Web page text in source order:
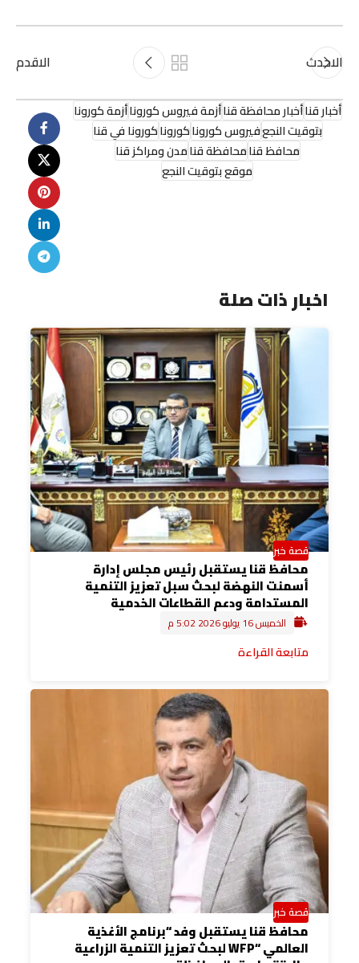
الاحدث الاقدم
أخبار قناأخبار محافظة قناأزمة فيروس كوروناأزمة كورونا
بتوقيت النجعفيروس كوروناكوروناكورونا في قنا
محافظ قنامحافظة قنامدن ومراكز قنا
موقع بتوقيت النجع
اخبار ذات صلة
قصة خبر
محافظ قنا يستقبل رئيس مجلس إدارة
أسمنت النهضة لبحث سبل تعزيز التنمية
المستدامة ودعم القطاعات الخدمية
الخميس 16 يوليو 2026 5:02 م
متابعة القراءة
قصة خبر
محافظ قنا يستقبل وفد “برنامج الأغذية
العالمي “WFP لبحث تعزيز التنمية الزراعية